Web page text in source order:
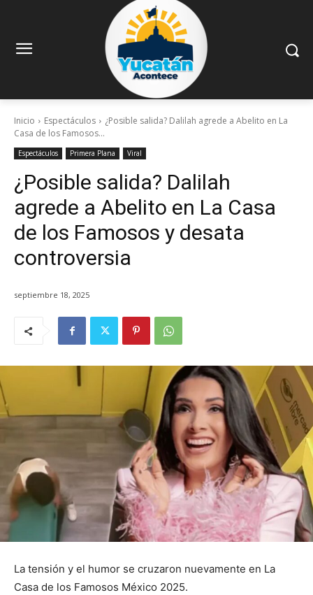
Inicio Espectáculos
¿Posible salida? Dalilah agrede a Abelito en La
Casa de los Famosos...
Espectáculos Primera Plana Viral
¿Posible salida? Dalilah
agrede a Abelito en La Casa
de los Famosos y desata
controversia
septiembre 18, 2025
La tensión y el humor se cruzaron nuevamente en La
Casa de los Famosos México 2025.